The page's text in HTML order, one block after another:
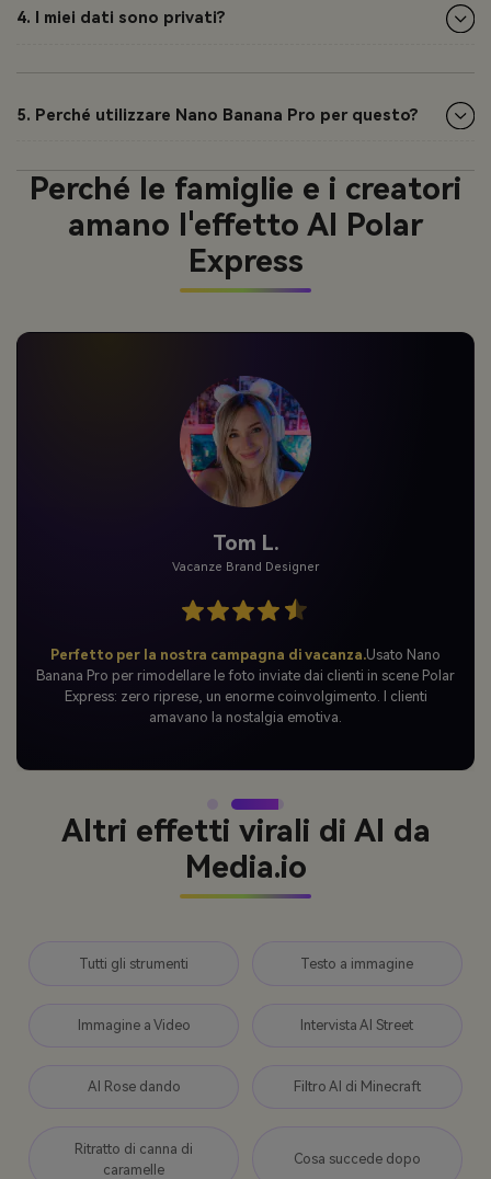
4. I miei dati sono privati?
5. Perché utilizzare Nano Banana Pro per questo?
Perché le famiglie e i creatori
amano l'effetto AI Polar
Express
Maya R.
Mamma & Creatore di contenuti
I miei figli piangevano lacrime di gioia!Ho trasformato la nostra
foto della mattina di Natale in una scena del Polar Express-
pensavano che Babbo Natale l'avesse mandata! L'illuminazione
sembrava così reale, come se fossimo davvero sul treno.
Altri effetti virali di AI da
Media.io
Tutti gli strumenti Testo a immagine
Immagine a Video Intervista AI Street
AI Rose dando Filtro AI di Minecraft
Ritratto di canna di
caramelle
Cosa succede dopo